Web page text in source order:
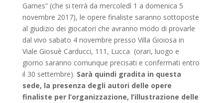
Games” (che si terrà da mercoledì 1 a domenica 5
novembre 2017), le opere finaliste saranno sottoposte
al giudizio dei giocatori che avranno modo di provarle
dal vivo sabato 4 novembre presso Villa Gioiosa in
Viale Giosuè Carducci, 111, Lucca (orari, luogo e
giorno saranno comunque precisati e confermati entro
il 30 settembre). Sarà quindi gradita in questa
sede, la presenza degli autori delle opere
finaliste per l’organizzazione, l’illustrazione delle